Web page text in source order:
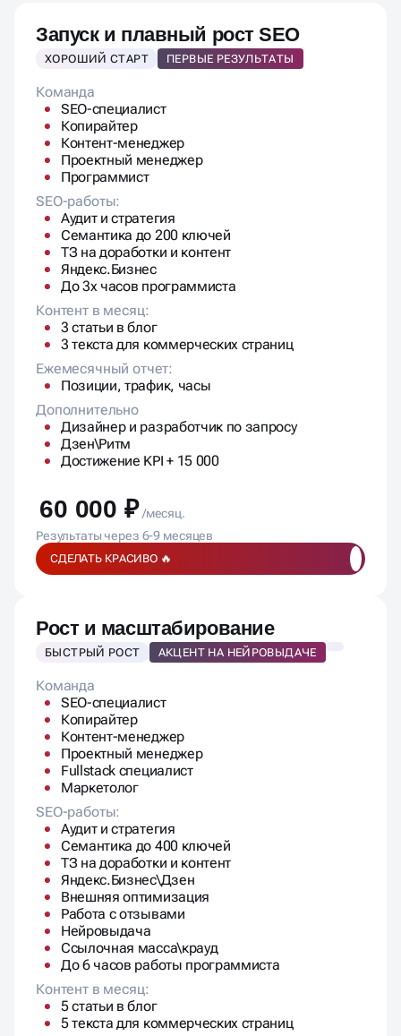
Запуск и плавный рост SEO
ХОРОШИЙ СТАРТ ПЕРВЫЕ РЕЗУЛЬТАТЫ
Команда
SEO-специалист
Копирайтер
Контент-менеджер
Проектный менеджер
Программист
SEO-работы:
Аудит и стратегия
Семантика до 200 ключей
ТЗ на доработки и контент
Яндекс.Бизнес
До 3х часов программиста
Контент в месяц:
3 статьи в блог
3 текста для коммерческих страниц
Ежемесячный отчет:
Позиции, трафик, часы
Дополнительно
Дизайнер и разработчик по запросу
Дзен\Ритм
Достижение KPI + 15 000
60 000 ₽ /месяц.
Результаты через 6-9 месяцев
СДЕЛАТЬ КРАСИВО 🔥
Рост и масштабирование
БЫСТРЫЙ РОСТ АКЦЕНТ НА НЕЙРОВЫДАЧЕ
Команда
SEO-специалист
Копирайтер
Контент-менеджер
Проектный менеджер
Fullstack специалист
Маркетолог
SEO-работы:
Аудит и стратегия
Семантика до 400 ключей
ТЗ на доработки и контент
Яндекс.Бизнес\Дзен
Внешняя оптимизация
Работа с отзывами
Нейровыдача
Ссылочная масса\крауд
До 6 часов работы программиста
Контент в месяц:
5 статьи в блог
5 текста для коммерческих страниц